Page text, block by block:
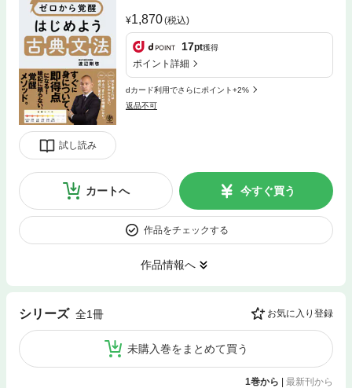
試し読み
1,870(税込)
17pt獲得
ポイント詳細
dカード利用でさらにポイント+2%
返品不可
カートへ 今すぐ買う
作品をチェックする
作品情報へ
シリーズ 全1冊 お気に入り登録
未購入巻をまとめて買う
1巻から | 最新刊から